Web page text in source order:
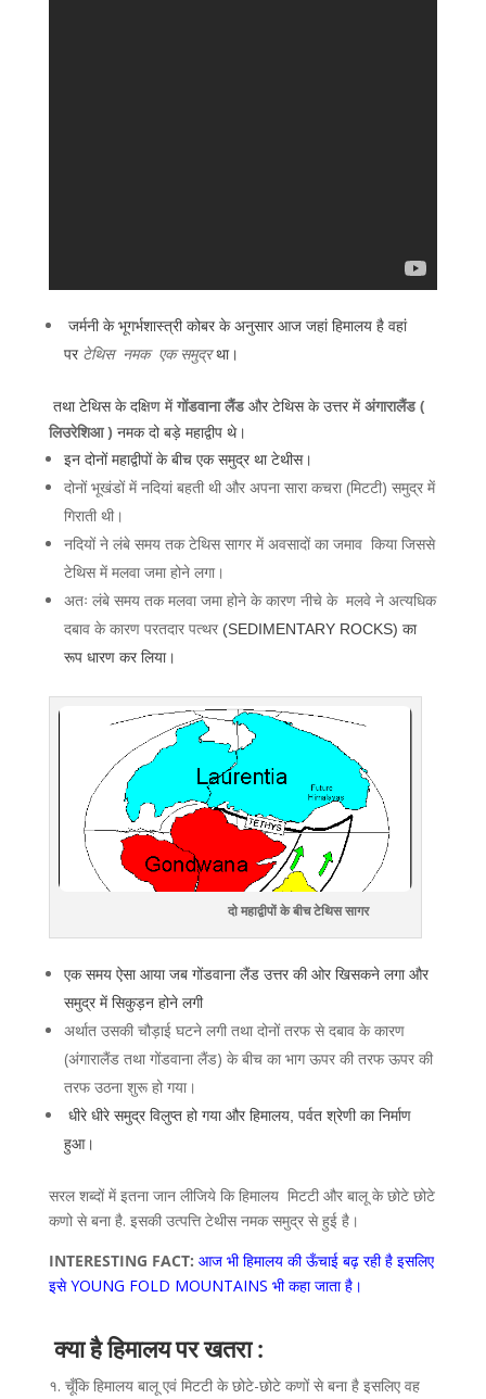
जर्मनी के भूगर्भशास्त्री कोबर के अनुसार आज जहां हिमालय है वहां
पर टेथिस नमक एक समुद्र था।
तथा टेथिस के दक्षिण में गोंडवाना लैंडऔर टेथिस के उत्तर में अंगारालैंड (
लिउरेशिआ ) नमक दो बड़े महाद्वीप थे।
इन दोनों महाद्वीपों के बीच एक समुद्र था टेथीस।
दोनों भूखंडों में नदियां बहती थी और अपना सारा कचरा (मिटटी) समुद्र में
गिराती थी।
नदियों ने लंबे समय तक टेथिस सागर में अवसादों का जमाव किया जिससे
टेथिस में मलवा जमा होने लगा।
अतः लंबे समय तक मलवा जमा होने के कारण नीचे के मलवे ने अत्यधिक
दबाव के कारण परतदार पत्थर (SEDIMENTARY ROCKS) का
रूप धारण कर लिया।
दो महाद्वीपों के बीच टेथिस सागर
एक समय ऐसा आया जब गोंडवाना लैंड उत्तर की ओर खिसकने लगा और
समुद्र में सिकुड़न होने लगी
अर्थात उसकी चौड़ाई घटने लगी तथा दोनों तरफ से दबाव के कारण
(अंगारालैंड तथा गोंडवाना लैंड) के बीच का भाग ऊपर की तरफ ऊपर की
तरफ उठना शुरू हो गया।
धीरे धीरे समुद्र विलुप्त हो गया और हिमालय, पर्वत श्रेणी का निर्माण
हुआ।
सरल शब्दों में इतना जान लीजिये कि हिमालय मिटटी और बालू के छोटे छोटे
कणो से बना है. इसकी उत्पत्ति टेथीस नमक समुद्र से हुई है।
INTERESTING FACT: आज भी हिमालय की ऊँचाई बढ़ रही है इसलिए
इसे YOUNG FOLD MOUNTAINS भी कहा जाता है।
क्या है हिमालय पर खतरा :
१. चूँकि हिमालय बालू एवं मिटटी के छोटे-छोटे कणों से बना है इसलिए वह